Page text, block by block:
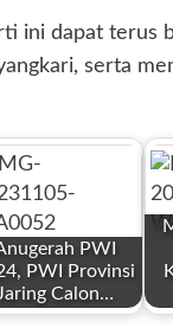
ini dapat
serta
PWI
PWI Provinsi
Calon…